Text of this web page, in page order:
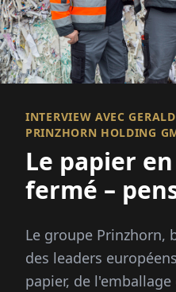
INTERVIEW AVEC
PRINZHORN HOLDING
Le papier
fermé –
Le groupe Prinzhorn,
des leaders
papier, de